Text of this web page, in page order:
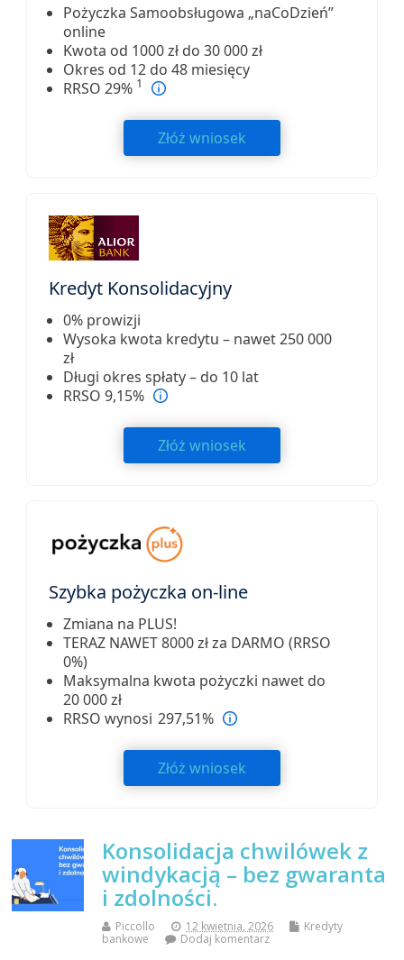
Pożyczka Samoobsługowa „naCoDzień”
online
Kwota od 1000 zł do 30 000 zł
Okres od 12 do 48 miesięcy
RRSO 29% 1
Złóż wniosek
Kredyt Konsolidacyjny
0% prowizji
Wysoka kwota kredytu – nawet 250 000
zł
Długi okres spłaty – do 10 lat
RRSO 9,15%
Złóż wniosek
Szybka pożyczka on-line
Zmiana na PLUS!
TERAZ NAWET 8000 zł za DARMO (RRSO
0%)
Maksymalna kwota pożyczki nawet do
20 000 zł
RRSO wynosi 297,51%
Złóż wniosek
Konsolidacja chwilówek z
windykacją – bez gwaranta
i zdolności.
Piccollo 12 kwietnia, 2026
Kredyty
bankowe
Dodaj komentarz